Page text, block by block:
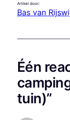
Artikel door:
Bas van
Één
tuin)”